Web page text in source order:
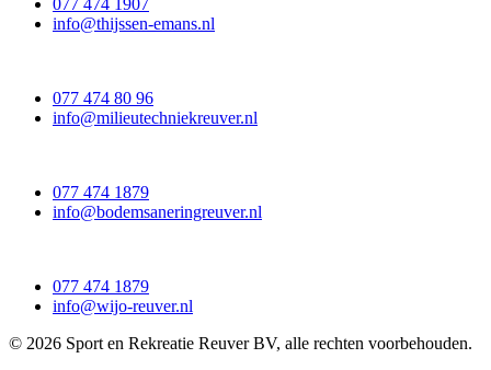
077 474 1907
info@thijssen-emans.nl
077 474 80 96
info@milieutechniekreuver.nl
077 474 1879
info@bodemsaneringreuver.nl
077 474 1879
info@wijo-reuver.nl
© 2026 Sport en Rekreatie Reuver BV, alle rechten voorbehouden.